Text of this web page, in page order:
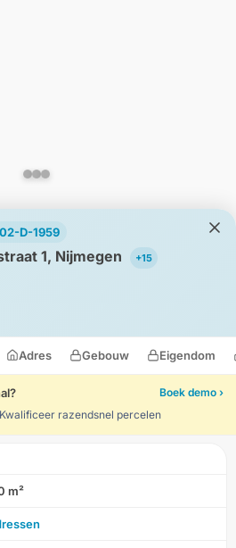
D-1959
1, Nijmegen +15
Adres Gebouw Eigendom
Boek demo ›
Kwalificeer razendsnel percelen
m²